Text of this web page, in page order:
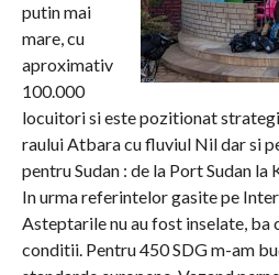
putin mai
mare, cu
aproximativ
100.000
locuitori si este pozitionat
raului Atbara cu fluviul Nil dar si
pentru Sudan : de la Port Sudan la
In urma referintelor gasite pe
Asteptarile nu au fost inselate, ba
conditii. Pentru 450 SDG m-am